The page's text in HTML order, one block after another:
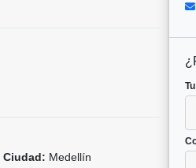
Ciudad: Medellín